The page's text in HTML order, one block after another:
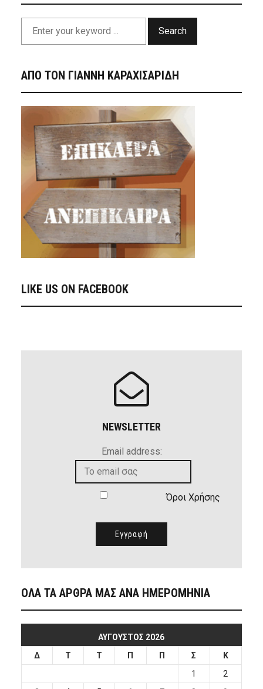
Search
ΑΠΟ ΤΟΝ ΓΙΑΝΝΗ ΚΑΡΑΧΙΣΑΡΙΔΗ
LIKE US ON FACEBOOK
NEWSLETTER
Email address:
Όροι Χρήσης
ΟΛΑ ΤΑ ΑΡΘΡΑ ΜΑΣ ΑΝΑ ΗΜΕΡΟΜΗΝΙΑ
ΑΎΓΟΥΣΤΟΣ 2026
Δ
Τ Τ Π Π Σ
Κ
1
2